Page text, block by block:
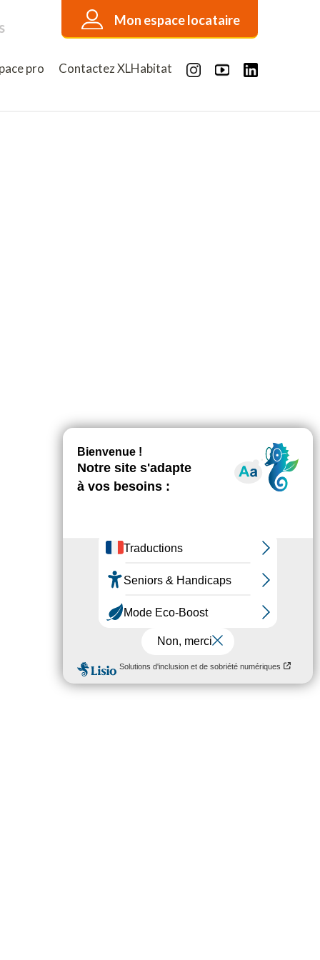
Mon espace locataire
pro Contactez XLHabitat